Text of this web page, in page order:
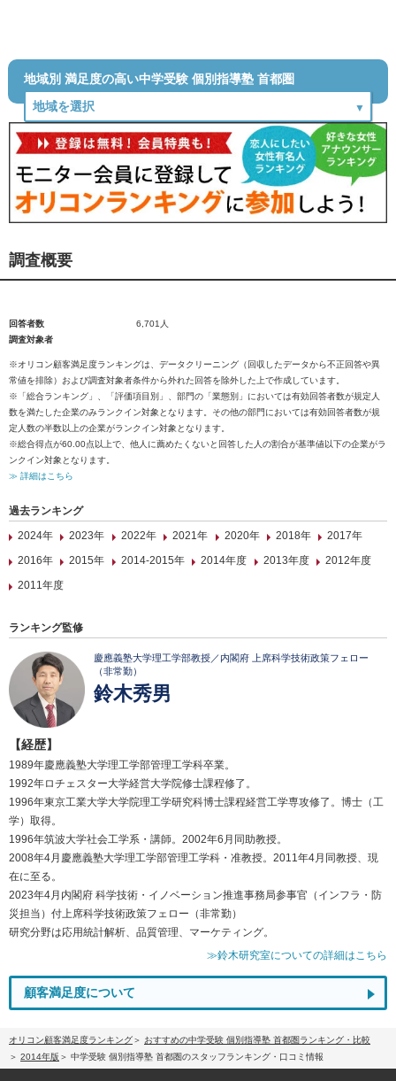
地域別 満足度の高い中学受験 個別指導塾 首都圏
調査概要
回答者数
6,701人
調査対象者
※オリコン顧客満足度ランキングは、データクリーニング（回収したデータから不正回答や異
常値を排除）および調査対象者条件から外れた回答を除外した上で作成しています。
※「総合ランキング」、「評価項目別」、部門の「業態別」においては有効回答者数が規定人
数を満たした企業のみランクイン対象となります。その他の部門においては有効回答者数が規
定人数の半数以上の企業がランクイン対象となります。
※総合得点が60.00点以上で、他人に薦めたくないと回答した人の割合が基準値以下の企業がラ
ンクイン対象となります。
≫ 詳細はこちら
過去ランキング
2024年
2023年 2022年 2021年 2020年 2018年
2017年
2016年
2015年 2014-2015年 2014年度 2013年度
2012年度
2011年度
ランキング監修
慶應義塾大学理工学部教授／内閣府 上席科学技術政策フェロー
（非常勤）
鈴木秀男
【経歴】
1989年慶應義塾大学理工学部管理工学科卒業。
1992年ロチェスター大学経営大学院修士課程修了。
1996年東京工業大学大学院理工学研究科博士課程経営工学専攻修了。博士（工
学）取得。
1996年筑波大学社会工学系・講師。2002年6月同助教授。
2008年4月慶應義塾大学理工学部管理工学科・准教授。2011年4月同教授、現
在に至る。
2023年4月内閣府 科学技術・イノベーション推進事務局参事官（インフラ・防
災担当）付上席科学技術政策フェロー（非常勤）
研究分野は応用統計解析、品質管理、マーケティング。
≫鈴木研究室についての詳細はこちら
顧客満足度について
オリコン顧客満足度ランキング
おすすめの中学受験 個別指導塾 首都圏ランキング・比較
2014年版
中学受験 個別指導塾 首都圏のスタッフランキング・口コミ情報